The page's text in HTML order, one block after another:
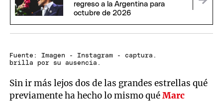
regreso a la Argentina para
octubre de 2026
Fuente: Imagen - Instagram - captura.
brilla por su ausencia.
Sin ir más lejos dos de las grandes estrellas qué
previamente ha hecho lo mismo quéMarc